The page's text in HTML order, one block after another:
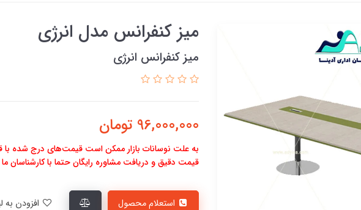
ميز كنفرانس مدل انرژی
ميز كنفرانس انرژی
96,000,000 تومان
به علت نوسانات بازار ممکن است قیمت‌های درج شده
قیمت دقیق و دریافت مشاوره رایگان حتما با کارشناسان ما